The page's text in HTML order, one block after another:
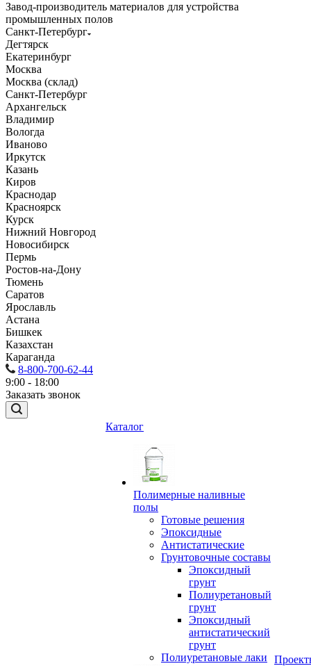
Завод-производитель материалов для устройства
промышленных полов
Санкт-Петербург
Дегтярск
Екатеринбург
Москва
Москва (склад)
Санкт-Петербург
Архангельск
Владимир
Вологда
Иваново
Иркутск
Казань
Киров
Краснодар
Красноярск
Курск
Нижний Новгород
Новосибирск
Пермь
Ростов-на-Дону
Тюмень
Саратов
Ярославль
Астана
Бишкек
Казахстан
Караганда
8-800-700-62-44
9:00 - 18:00
Заказать звонок
Каталог
Полимерные наливные
полы
Готовые решения
Эпоксидные
Антистатические
Грунтовочные составы
Эпоксидный
грунт
Полиуретановый
грунт
Эпоксидный
антистатический
грунт
Полиуретановые лаки